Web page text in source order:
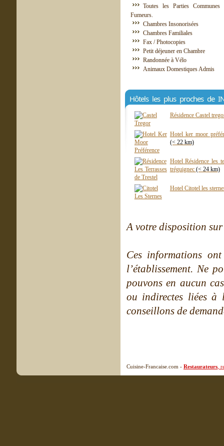
Toutes les Parties
Fumeurs.
Chambres Insonorisées
Chambres Familiales
Fax / Photocopies
Petit déjeuner en Chambre
Randonnée à Vélo
Animaux Domestiques Admis
Hôtels les plus proches de
Résidence Castel
Hotel ker moor
(< 22 km)
Hotel Résidence les
tréguignec (< 24 km)
Hotel Citotel les
A votre disposition
Ces informations
l’établissement. Ne
pouvons en aucun
ou indirectes liées à
conseillons de
Cuisine-Francaise.com - Restaurateurs ,